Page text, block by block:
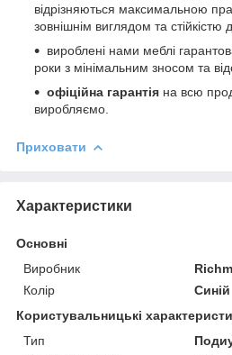
відрізняються максимальною
зовнішнім виглядом та стійкістю
вироблені нами меблі
роки з мінімальним зносом та
офіційна гарантія на всю
виробляємо.
Приховати
Характеристики
Основні
Виробник
Колір
Синій
Користувальницькі
Тип